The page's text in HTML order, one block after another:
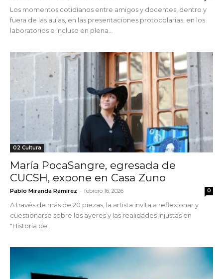
Los momentos cotidianos entre amigos y docentes, dentro y
fuera de las aulas, en las presentaciones protocolarias, en los
laboratorios e incluso en plena...
02 Cultura
María PocaSangre, egresada de
CUCSH, expone en Casa Zuno
Pablo Miranda Ramírez - febrero 16, 2026 0
A través de más de 20 piezas, la artista invita a reflexionar y
cuestionarse sobre los ayeres y las realidades injustas en
"Historia de...